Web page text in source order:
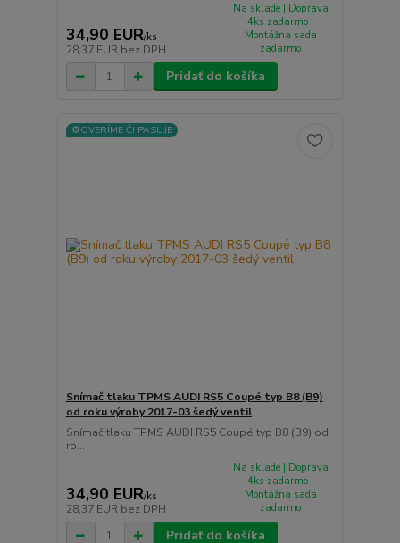
34,90 EUR/ks
28,37 EUR bez DPH
Na sklade | Doprava
4ks zadarmo |
Montážna sada
zadarmo
Pridať do košíka
⚙️OVERÍME ČI PASUJE
Snímač tlaku TPMS AUDI RS5 Coupé typ B8 (B9)
od roku výroby 2017-03 šedý ventil
Snímač tlaku TPMS AUDI RS5 Coupé typ B8 (B9) od
ro...
34,90 EUR/ks
28,37 EUR bez DPH
Na sklade | Doprava
4ks zadarmo |
Montážna sada
zadarmo
Pridať do košíka